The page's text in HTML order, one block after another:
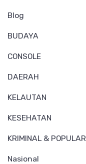
Blog
BUDAYA
CONSOLE
DAERAH
KELAUTAN
KESEHATAN
KRIMINAL & POPULAR
Nasional